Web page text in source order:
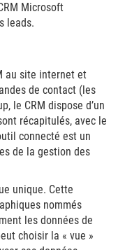
Microsoft
leads.
au site internet et
de contact (les
le CRM dispose d’un
récapitulés, avec le
connecté est un
de la gestion des
unique. Cette
nommés
les données de
choisir la « vue »